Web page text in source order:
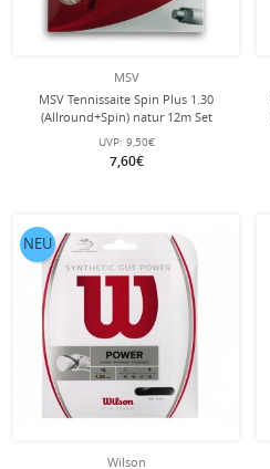
MSV
MSV Tennissaite Spin Plus 1.30
(Allround+Spin) natur 12m Set
UVP: 9,50€
7,60€
Wilson
NEU